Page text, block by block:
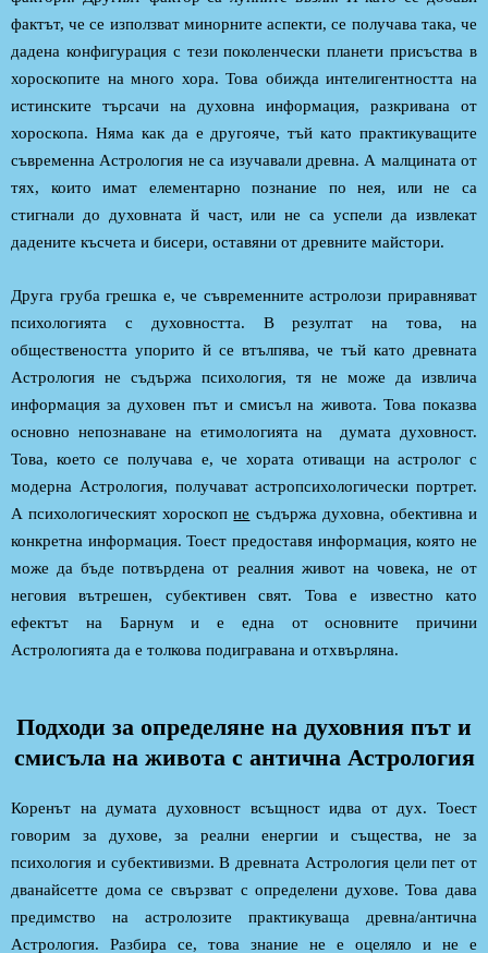
фактът, че се използват минорните аспекти, се получава така, че
дадена конфигурация с тези поколенчески планети присъства в
хороскопите на много хора. Това обижда интелигентността на
истинските търсачи на духовна информация, разкривана от
хороскопа. Няма как да е другояче, тъй като практикуващите
съвременна Астрология не са изучавали древна. А малцината от
тях, които имат елементарно познание по нея, или не са
стигнали до духовната й част, или не са успели да извлекат
дадените късчета и бисери, оставяни от древните майстори.
Друга груба грешка е, че съвременните астролози приравняват
психологията с духовността. В резултат на това, на
обществеността упорито й се втълпява, че тъй като древната
Астрология не съдържа психология, тя не може да извлича
информация за духовен път и смисъл на живота. Това показва
основно непознаване на етимологията на думата духовност.
Това, което се получава е, че хората отиващи на астролог с
модерна Астрология, получават астропсихологически портрет.
А психологическият хороскопне съдържа духовна, обективна и
конкретна информация. Тоест предоставя информация, която не
може да бъде потвърдена от реалния живот на човека, не от
неговия вътрешен, субективен свят. Това е известно като
ефектът на Барнум и е една от основните причини
Астрологията да е толкова подигравана и отхвърляна.
Подходи за определяне на духовния път и
смисъла на живота с антична Астрология
Коренът на думата духовност всъщност идва от дух. Тоест
говорим за духове, за реални енергии и същества, не за
психология и субективизми. В древната Астрология цели пет от
дванайсетте дома се свързват с определени духове. Това дава
предимство на астролозите практикуваща древна/антична
Астрология. Разбира се, това знание не е оцеляло и не е